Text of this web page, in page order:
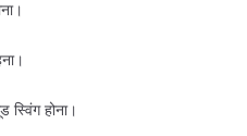
स्विंग होना।